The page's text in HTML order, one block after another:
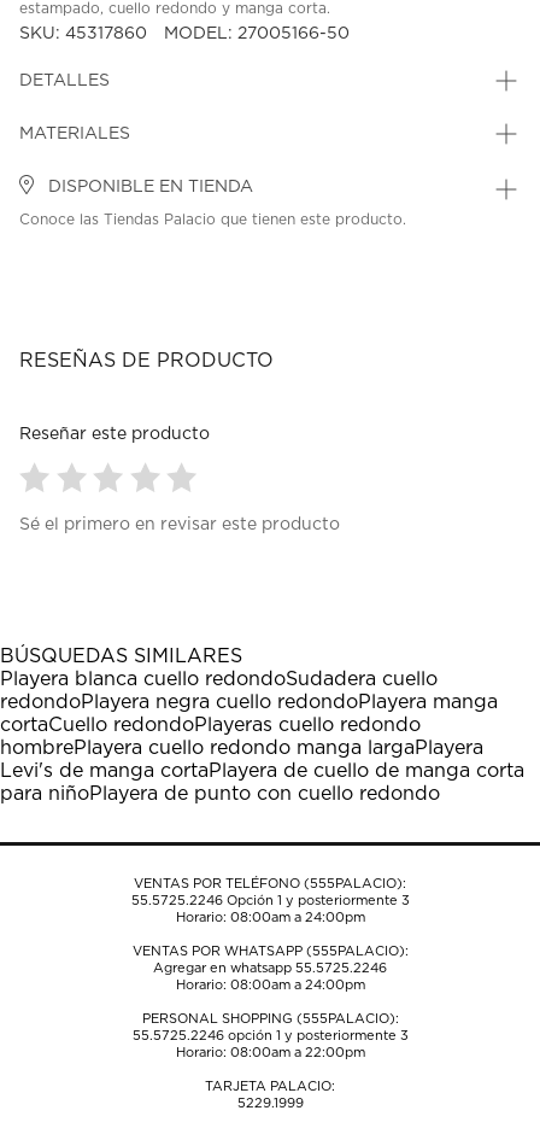
estampado, cuello redondo y manga corta.
SKU: 45317860 MODEL: 27005166-50
DETALLES
MATERIALES
DISPONIBLE EN TIENDA
Conoce las Tiendas Palacio que tienen este producto.
RESEÑAS DE PRODUCTO
Reseñar este producto
para
1
estrella
Esta
acción
abrirá
el
formulario
de
para
estrellas.
Esta
acción
abrirá
el
formulario
de
para
estrellas.
Esta
acción
abrirá
el
formulario
de
para
estrellas.
Esta
acción
abrirá
el
formulario
de
para
estrellas.
Esta
acción
abrirá
el
formulario
de
Sé el primero en revisar este producto
BÚSQUEDAS SIMILARES
Playera blanca cuello redondoSudadera cuello
redondoPlayera negra cuello redondoPlayera manga
cortaCuello redondoPlayeras cuello redondo
hombrePlayera cuello redondo manga largaPlayera
Levi's de manga cortaPlayera de cuello de manga corta
para niñoPlayera de punto con cuello redondo
VENTAS POR TELÉFONO (555PALACIO):
55.5725.2246Opción 1 y posteriormente 3
Horario: 08:00am a 24:00pm
VENTAS POR WHATSAPP (555PALACIO):
Agregar en whatsapp 55.5725.2246
Horario: 08:00am a 24:00pm
PERSONAL SHOPPING (555PALACIO):
55.5725.2246opción 1 y posteriormente 3
Horario: 08:00am a 22:00pm
TARJETA PALACIO:
5229.1999